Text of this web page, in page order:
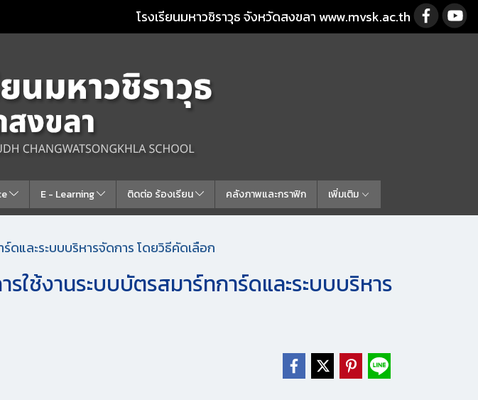
โรงเรียนมหาวชิราวุธ จังหวัดสงขลา www.mvsk.ac.th
E - Learning ติดต่อ ร้องเรียน คลังภาพและกราฟิก เพิ่มเติม
ดและระบบบริหารจัดการ โดยวิธีคัดเลือก
ใช้งานระบบบัตรสมาร์ทการ์ดและระบบบริหาร